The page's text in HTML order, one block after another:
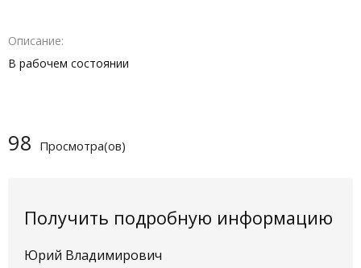
Описание
В рабочем состоянии
98 Просмотра(ов)
Получить подробную информацию
Юрий Владимирович